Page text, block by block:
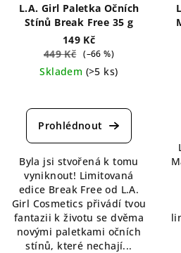
L.A. Girl Paletka Očních
Stínů Break Free 35 g
149 Kč
449 Kč (–66 %)
Skladem (>5 ks)
hodnocení
produktu
z
5
hvězdiček.
Byla jsi stvořená k tomu
vyniknout! Limitovaná
edice Break Free od L.A.
Girl Cosmetics přivádí tvou
fantazii k životu se dvěma
novými paletkami očních
stínů, které nechají...